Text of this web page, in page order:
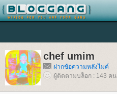
chef umim
ฝากข้อความหลังไมค์
ผู้ติดตามบล็อก : 143 คน